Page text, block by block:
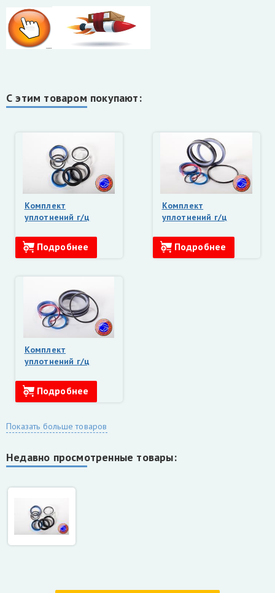
С этим товаром покупают:
Комплект
уплотнений г/ц
Атлант (80х63)
Подробнее
Комплект
уплотнений г/ц
Майман, Атлант
(140х80, ММЗ,
Подробнее
Комплект
уплотнений г/ц
Атлант (125х63,
ММЗ, Майкоп)
Подробнее
Показать больше товаров
Недавно просмотренные товары: